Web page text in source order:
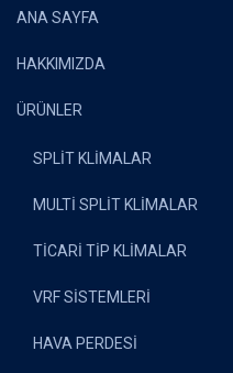
ANA SAYFA
HAKKIMIZDA
ÜRÜNLER
SPLİT KLİMALAR
MULTİ SPLİT KLİMALAR
TİCARİ TİP KLİMALAR
VRF SİSTEMLERİ
HAVA PERDESİ